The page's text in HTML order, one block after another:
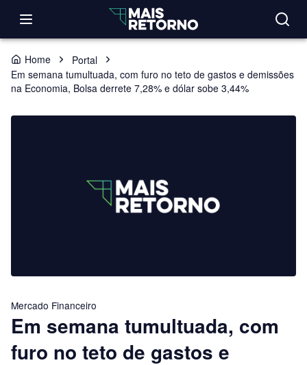
Home
Portal
Em semana tumultuada, com furo no teto de gastos e demissões
na Economia, Bolsa derrete 7,28% e dólar sobe 3,44%
Mercado Financeiro
Em semana tumultuada, com
furo no teto de gastos e